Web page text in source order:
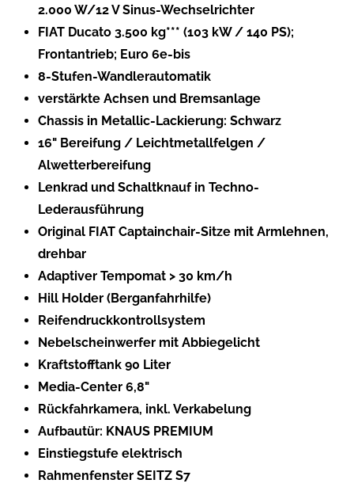
2.000 W/12 V Sinus-Wechselrichter
FIAT Ducato 3.500 kg*** (103 kW / 140 PS);
Frontantrieb; Euro 6e-bis
8-Stufen-Wandlerautomatik
verstärkte Achsen und Bremsanlage
Chassis in Metallic-Lackierung: Schwarz
16" Bereifung / Leichtmetallfelgen /
Alwetterbereifung
Lenkrad und Schaltknauf in Techno-
Lederausführung
Original FIAT Captainchair-Sitze mit Armlehnen,
drehbar
Adaptiver Tempomat > 30 km/h
Hill Holder (Berganfahrhilfe)
Reifendruckkontrollsystem
Nebelscheinwerfer mit Abbiegelicht
Kraftstofftank 90 Liter
Media-Center 6,8"
Rückfahrkamera, inkl. Verkabelung
Aufbautür: KNAUS PREMIUM
Einstiegstufe elektrisch
Rahmenfenster SEITZ S7